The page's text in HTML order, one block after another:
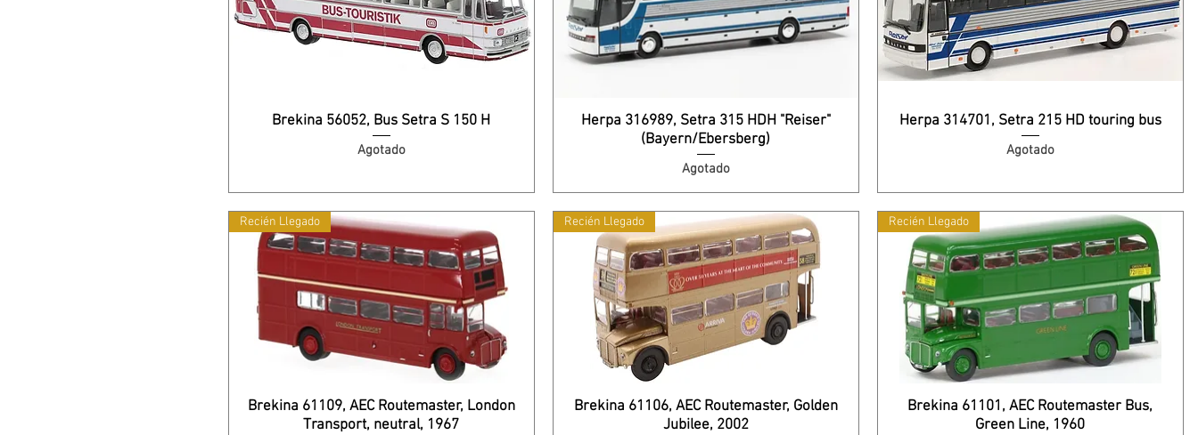
Brekina 56052, Bus Setra S 150 H
Agotado
Herpa 316989, Setra 315 HDH "Reiser"
(Bayern/Ebersberg)
Agotado
Herpa 314701, Setra 215 HD touring bus
Agotado
Recién Llegado
Brekina 61109, AEC Routemaster, London
Transport, neutral, 1967
Recién Llegado
Brekina 61106, AEC Routemaster, Golden
Jubilee, 2002
Recién Llegado
Brekina 61101, AEC Routemaster Bus,
Green Line, 1960